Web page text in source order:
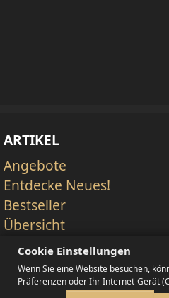
ARTIKEL
Angebote
Entdecke Neues!
Bestseller
Übersicht
Cookie Einstellungen
Wenn Sie eine Website besuchen,
Präferenzen oder Ihr Internet-Gerät